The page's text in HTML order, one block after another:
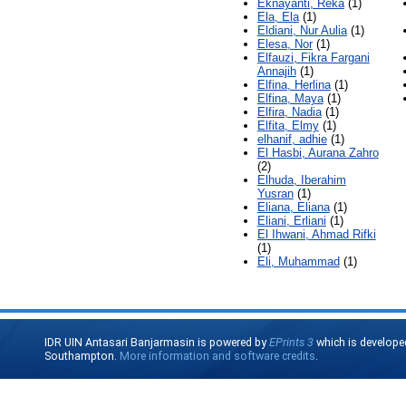
Eknayanti, Reka(1)
Ela, Ela(1)
Eldiani, Nur Aulia(1)
Elesa, Nor(1)
Elfauzi, Fikra Fargani
Annajih(1)
Elfina, Herlina(1)
Elfina, Maya(1)
Elfira, Nadia(1)
Elfita, Elmy(1)
elhanif, adhie(1)
El Hasbi, Aurana Zahro
(2)
Elhuda, Iberahim
Yusran(1)
Eliana, Eliana(1)
Eliani, Erliani (1)
El Ihwani, Ahmad Rifki
(1)
Eli, Muhammad (1)
IDR UIN Antasari Banjarmasin is powered byEPrints 3 which is
Southampton. More information and software credits.